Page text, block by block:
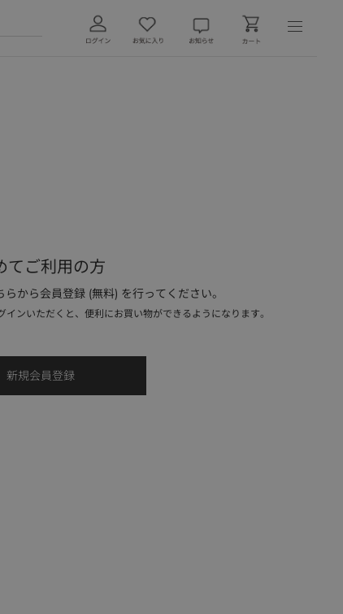
てご利用の方
から会員登録 (無料) を行ってください。
ンいただくと、便利にお買い物ができるようになります。